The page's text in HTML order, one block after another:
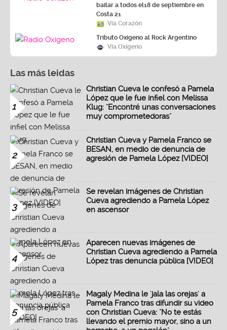
bailar a todos el18 de septiembre en
Costa 21
Vía Corazón
Tributo Oxígeno al Rock Argentino
Vía Oxígeno
Las más leidas
1
Christian Cueva le confesó a Pamela
López que le fue infiel con Melissa
Klug: "Encontré unas conversaciones
muy comprometedoras"
2
Christian Cueva y Pamela Franco se
BESAN, en medio de denuncia de
agresión de Pamela López [VIDEO]
3
Se revelan imágenes de Christian
Cueva agrediendo a Pamela López
en ascensor
4
Aparecen nuevas imágenes de
Christian Cueva agrediendo a Pamela
López tras denuncia pública [VIDEO]
5
Magaly Medina le 'jala las orejas' a
Pamela Franco tras difundir su video
con Christian Cueva: "No te estás
llevando el premio mayor, sino a un